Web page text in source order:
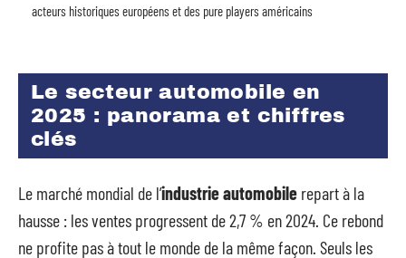
acteurs historiques européens et des pure players américains
Le secteur automobile en
2025 : panorama et chiffres
clés
Le marché mondial de l’industrie automobile repart à la
hausse : les ventes progressent de 2,7 % en 2024. Ce rebond
ne profite pas à tout le monde de la même façon. Seuls les